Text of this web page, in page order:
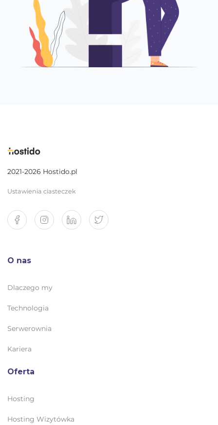
2021-2026 Hostido.pl
Ustawienia ciasteczek
O nas
Dlaczego my
Technologia
Serwerownia
Kariera
Oferta
Hosting
Hosting Wizytówka